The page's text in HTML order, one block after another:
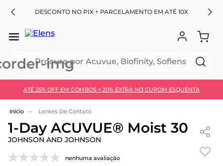
DESCONTO NO PIX + PARCELAMENTO EM ATÉ 10X
ATÉ 25% OFF EM COMBOS + 20% EXTRA NO CUPOM ESQUENTA
Use 30HOJE e ganhe 30% OFF + economia extra no
Lentes De Contato
1-Day ACUVUE® Moist 30
JOHNSON AND JOHNSON
nenhuma avaliação